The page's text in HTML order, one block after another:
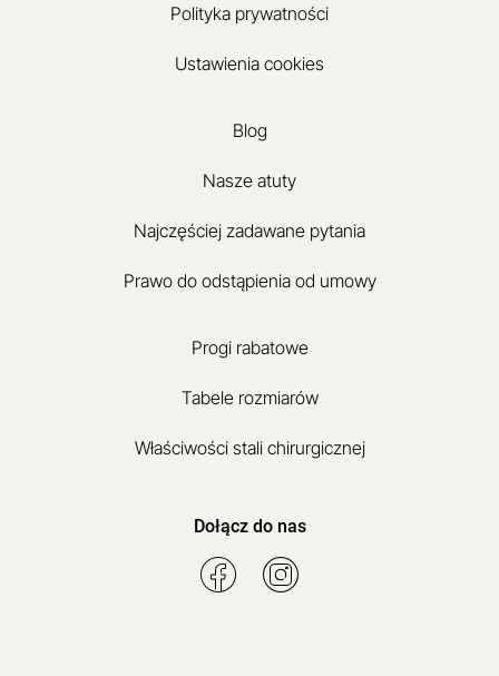
Polityka prywatności
Ustawienia cookies
Blog
Nasze atuty
Najczęściej zadawane pytania
Prawo do odstąpienia od umowy
Progi rabatowe
Tabele rozmiarów
Właściwości stali chirurgicznej
Dołącz do nas